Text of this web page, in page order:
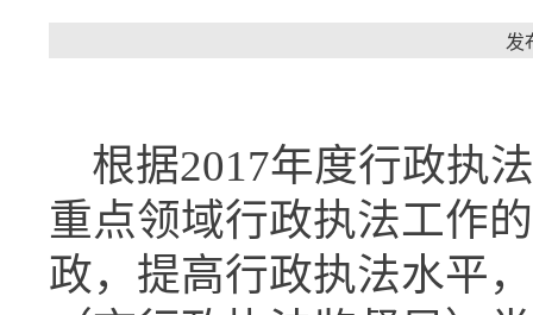
发
根据2017年度行政执
重点领域行政执法工作
政，提高行政执法水平